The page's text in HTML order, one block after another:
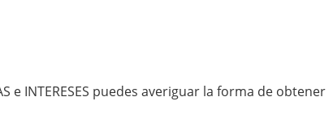
e INTERESES puedes averiguar la forma de obtener